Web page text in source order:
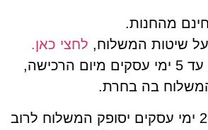
המשלוח,לחצי כאן.
האספקה הינו עד 5 ימי עסקים מיום הרכישה,
בה בחרת.
2-5 ימי עסקים יסופק המשלוח לרוב